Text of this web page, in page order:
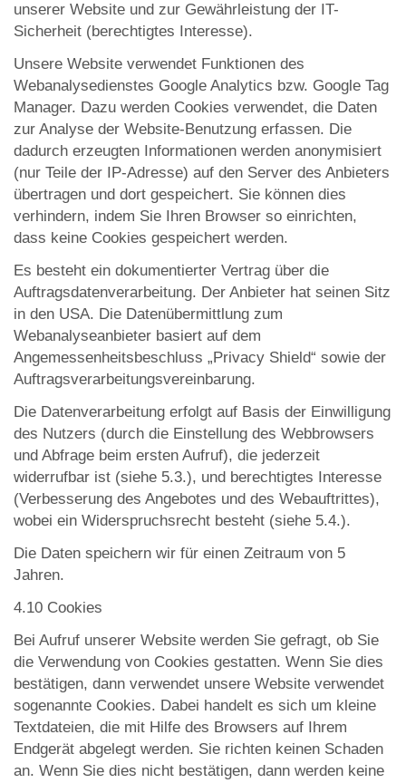
unserer Website und zur Gewährleistung der IT-
Sicherheit (berechtigtes Interesse).
Unsere Website verwendet Funktionen des
Webanalysedienstes Google Analytics bzw. Google Tag
Manager. Dazu werden Cookies verwendet, die Daten
zur Analyse der Website-Benutzung erfassen. Die
dadurch erzeugten Informationen werden anonymisiert
(nur Teile der IP-Adresse) auf den Server des Anbieters
übertragen und dort gespeichert. Sie können dies
verhindern, indem Sie Ihren Browser so einrichten,
dass keine Cookies gespeichert werden.
Es besteht ein dokumentierter Vertrag über die
Auftragsdatenverarbeitung. Der Anbieter hat seinen Sitz
in den USA. Die Datenübermittlung zum
Webanalyseanbieter basiert auf dem
Angemessenheitsbeschluss „Privacy Shield“ sowie der
Auftragsverarbeitungsvereinbarung.
Die Datenverarbeitung erfolgt auf Basis der Einwilligung
des Nutzers (durch die Einstellung des Webbrowsers
und Abfrage beim ersten Aufruf), die jederzeit
widerrufbar ist (siehe 5.3.), und berechtigtes Interesse
(Verbesserung des Angebotes und des Webauftrittes),
wobei ein Widerspruchsrecht besteht (siehe 5.4.).
Die Daten speichern wir für einen Zeitraum von 5
Jahren.
4.10 Cookies
Bei Aufruf unserer Website werden Sie gefragt, ob Sie
die Verwendung von Cookies gestatten. Wenn Sie dies
bestätigen, dann verwendet unsere Website verwendet
sogenannte Cookies. Dabei handelt es sich um kleine
Textdateien, die mit Hilfe des Browsers auf Ihrem
Endgerät abgelegt werden. Sie richten keinen Schaden
an. Wenn Sie dies nicht bestätigen, dann werden keine